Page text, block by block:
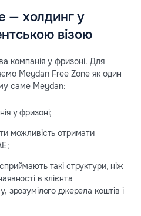
— холдинг у
візою
компанія у фризоні. Для
Meydan Free Zone як один
саме Meydan:
у фризоні;
можливість отримати
такі структури, ніж
в клієнта
зрозумілого джерела коштів і